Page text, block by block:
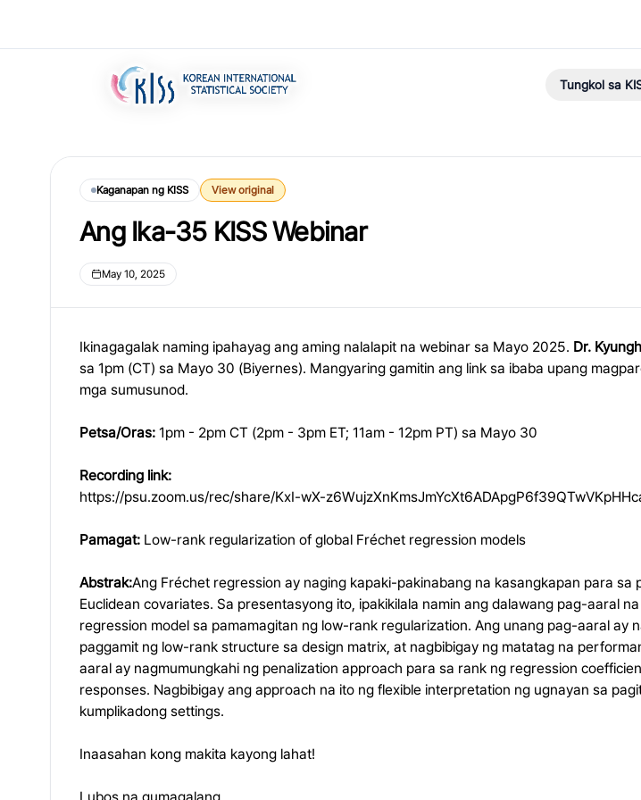
Tungkol sa
Kaganapan ng KISS View original
Ang Ika-35 KISS Webinar
May 10, 2025
Ikinagagalak naming ipahayag ang aming nalalapit na webinar sa Mayo 2025. Dr.
sa 1pm (CT) sa Mayo 30 (Biyernes). Mangyaring gamitin ang link sa ibaba upang
mga sumusunod.
Petsa/Oras: 1pm - 2pm CT (2pm - 3pm ET; 11am - 12pm PT) sa Mayo 30
Recording link:
https://psu.zoom.us/rec/share/KxI-wX-
Pamagat: Low-rank regularization of global Fréchet regression models
Abstrak:Ang Fréchet regression ay naging kapaki-pakinabang na kasangkapan para
Euclidean covariates. Sa presentasyong ito, ipakikilala namin ang dalawang pag-aaral
regression model sa pamamagitan ng low-rank regularization. Ang unang pag-aaral
paggamit ng low-rank structure sa design matrix, at nagbibigay ng matatag na
aaral ay nagmumungkahi ng penalization approach para sa rank ng regression
responses. Nagbibigay ang approach na ito ng flexible interpretation ng ugnayan sa
kumplikadong settings.
Inaasahan kong makita kayong lahat!